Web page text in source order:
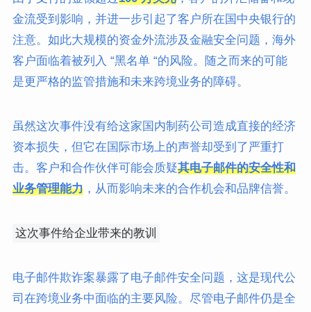
金流受到影响，并进一步引起了客户所在国中央银行的
注意。如此大规模的资金外流涉及金融安全问题，海外
客户面临着被列入 “黑名单 “的风险。随之而来的可能
是更严格的监管措施和未来跨境业务的障碍。
虽然这次事件没有给这家国内制药公司造成直接的经济
资本损失，但它在国际市场上的声誉却受到了严重打
击。客户和合作伙伴可能会质疑其电子邮件的安全性和
业务管理能力，从而影响未来的合作机会和品牌信誉。
这次事件给企业带来的教训
电子邮件欺诈案暴露了电子邮件安全问题，这是现代公
司在跨境业务中面临的主要风险。尽管电子邮件仍是全